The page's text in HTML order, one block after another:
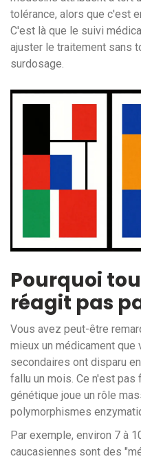
tolérance, alors que c'est
C'est là que le suivi
ajuster le traitement sans
surdosage.
Pourquoi
réagit pas
Vous avez peut-être
mieux un médicament
secondaires ont disparu
fallu un mois. Ce n'est
génétique joue un rôle
polymorphismes
Par exemple, environ 7 à
caucasiennes sont des